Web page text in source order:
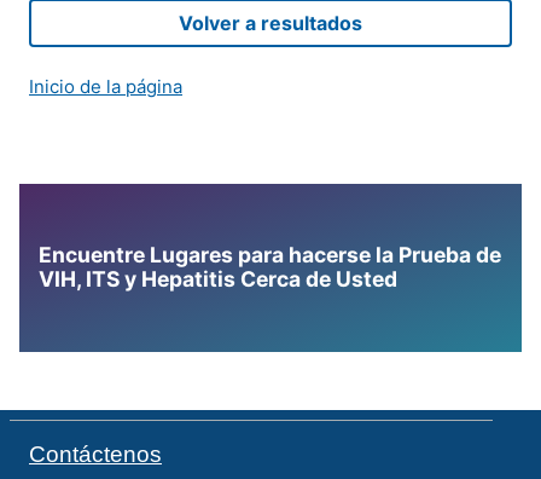
Volver a resultados
Inicio de la página
Encuentre Lugares para hacerse la Prueba de
VIH, ITS y Hepatitis Cerca de Usted
Contáctenos